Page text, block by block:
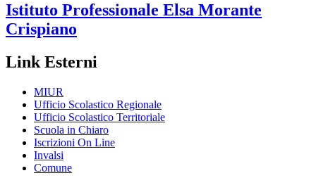
Istituto Professionale Elsa Morante
Crispiano
Link Esterni
MIUR
Ufficio Scolastico Regionale
Ufficio Scolastico Territoriale
Scuola in Chiaro
Iscrizioni On Line
Invalsi
Comune